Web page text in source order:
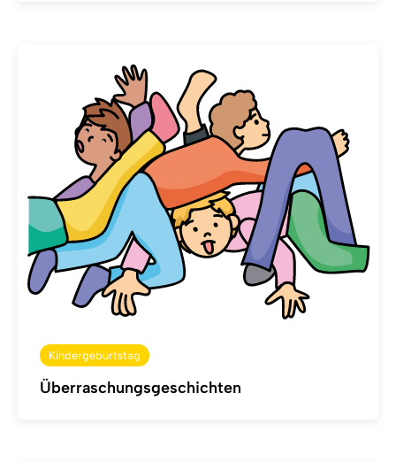
Kindergeburtstag
Überraschungsgeschichten